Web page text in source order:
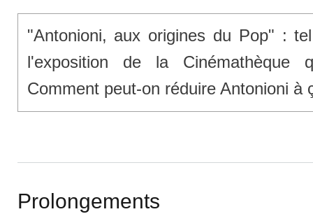
"Antonioni, aux origines du Pop" :
l'exposition de la Cinémathèque
Comment peut-on réduire Antonioni à
Prolongements